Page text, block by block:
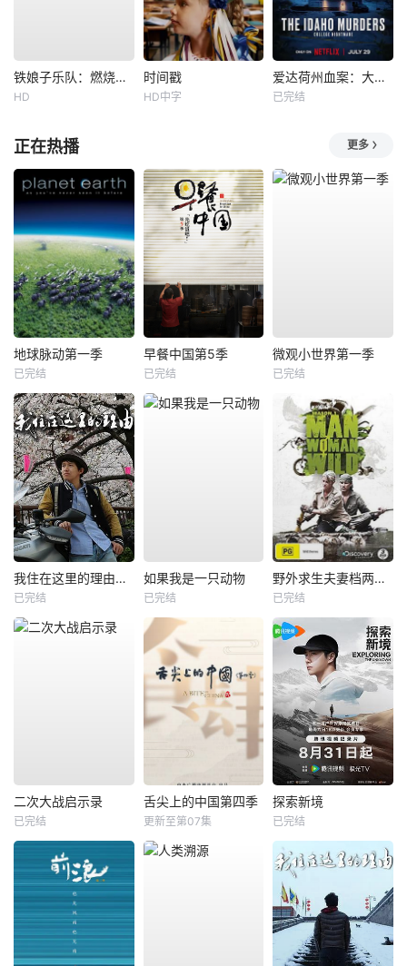
铁娘子乐队：燃烧雄心
HD
时间戳
HD中字
爱达荷州血案：大学梦魇
已完结
正在热播 更多
地球脉动第一季
已完结
早餐中国第5季
已完结
微观小世界第一季
已完结
我住在这里的理由第一季
已完结
如果我是一只动物
已完结
野外求生夫妻档两季全
已完结
二次大战启示录
已完结
舌尖上的中国第四季
更新至第07集
探索新境
已完结